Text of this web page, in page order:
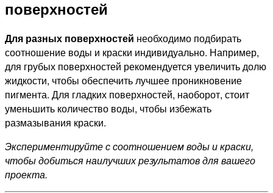
поверхностей
Для разных поверхностей необходимо подбирать
соотношение воды и краски индивидуально. Например,
для грубых поверхностей рекомендуется увеличить долю
жидкости, чтобы обеспечить лучшее проникновение
пигмента. Для гладких поверхностей, наоборот, стоит
уменьшить количество воды, чтобы избежать
размазывания краски.
Экспериментируйте с соотношением воды и краски,
чтобы добиться наилучших результатов для вашего
проекта.